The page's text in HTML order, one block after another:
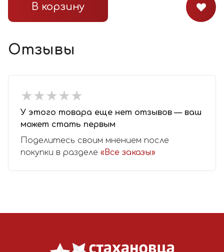
В корзину
Отзывы
★★★★★
★★★★★
У этого товара еще нет отзывов — ваш
может стать первым
Поделитесь своим мнением после
покупки в разделе «Все заказы»